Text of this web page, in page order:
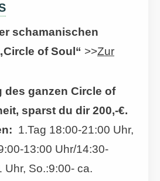
schamanischen
of Soul“ >>Zur
des ganzen Circle of
sparst du dir 200,-€.
1.Tag 18:00-21:00 Uhr,
13:00 Uhr/14:30-
Uhr, So.:9:00- ca.